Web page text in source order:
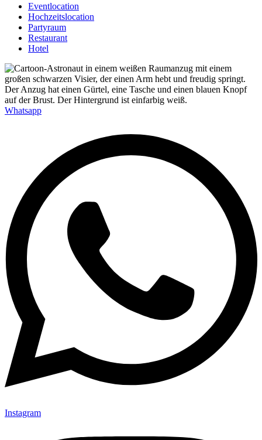
Eventlocation
Hochzeitslocation
Partyraum
Restaurant
Hotel
Whatsapp
Instagram